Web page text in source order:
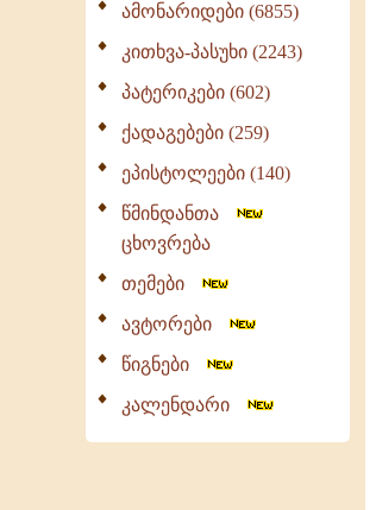
ამონარიდები (6855)
კითხვა-პასუხი (2243)
პატერიკები (602)
ქადაგებები (259)
ეპისტოლეები (140)
წმინდანთა
ცხოვრება
თემები
ავტორები
წიგნები
კალენდარი